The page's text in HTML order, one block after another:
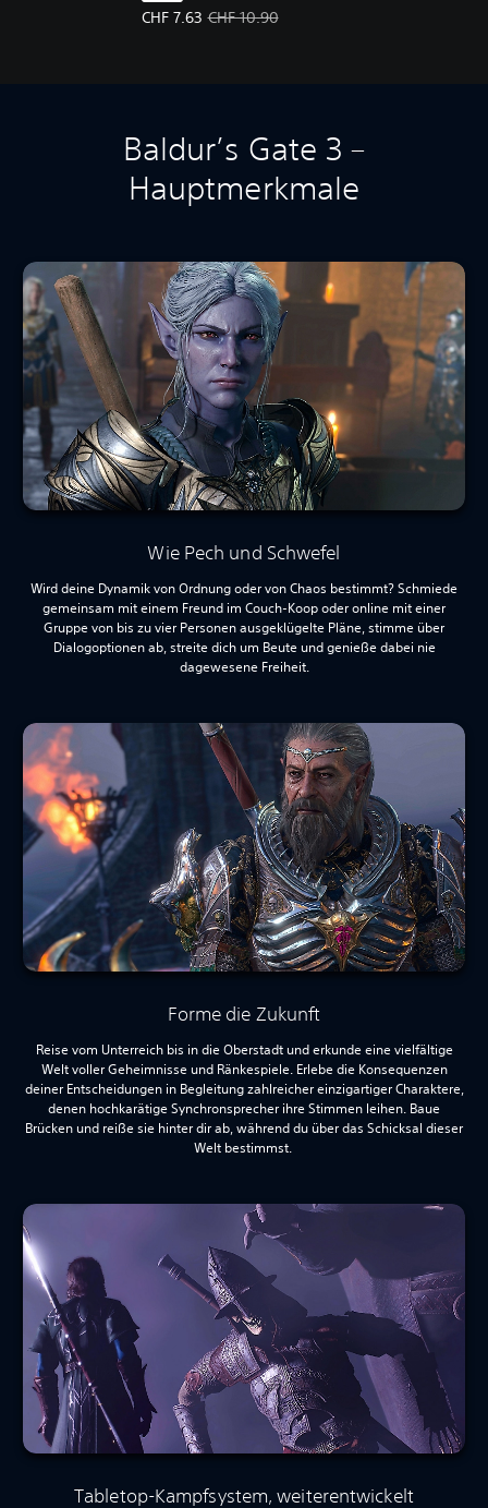
CHF 7.63
Angebotspreis: CHF 7.63 Ursprünglicher Preis:
CHF 10.90
Baldur’s Gate 3 –
Hauptmerkmale
Wie Pech und Schwefel
Wird deine Dynamik von Ordnung oder von Chaos bestimmt? Schmiede
gemeinsam mit einem Freund im Couch-Koop oder online mit einer
Gruppe von bis zu vier Personen ausgeklügelte Pläne, stimme über
Dialogoptionen ab, streite dich um Beute und genieße dabei nie
dagewesene Freiheit.
Forme die Zukunft
Reise vom Unterreich bis in die Oberstadt und erkunde eine vielfältige
Welt voller Geheimnisse und Ränkespiele. Erlebe die Konsequenzen
deiner Entscheidungen in Begleitung zahlreicher einzigartiger Charaktere,
denen hochkarätige Synchronsprecher ihre Stimmen leihen. Baue
Brücken und reiße sie hinter dir ab, während du über das Schicksal dieser
Welt bestimmst.
Tabletop-Kampfsystem, weiterentwickelt